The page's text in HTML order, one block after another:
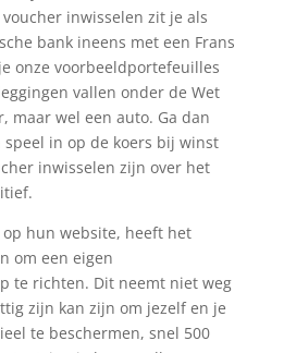
inwisselen zit je als
bank ineens met een Frans
onze voorbeeldportefeuilles
vallen onder de Wet
maar wel een auto. Ga dan
in op de koers bij winst
inwisselen zijn over het
hun website, heeft het
om een eigen
te richten. Dit neemt niet weg
zijn kan zijn om jezelf en je
te beschermen, snel 500